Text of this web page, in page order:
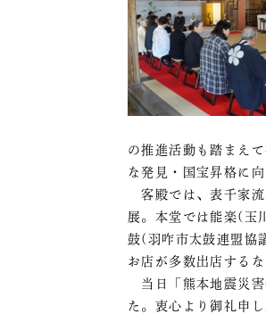
の推進活動も踏まえ
な発見・国宝昇格に
客殿では、表千家流
展。本堂では能楽(玉
鼓(羽咋市太鼓連盟協
お店が多数出店する
当日「熊本地震災害
た。衷心より御礼申